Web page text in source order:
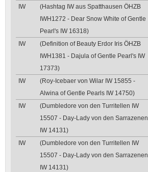
IW
(Hashtag IW aus Spatthausen ÖHZB
IWH1272 - Dear Snow White of Gentle
Pearl's IW 16318)
IW
(Definition of Beauty Erdor Iris ÖHZB
IWH1381 - Dajula of Gentle Pearl's IW
17373)
IW
(Roy-Icebaer von Wilar IW 15855 -
Alwina of Gentle Pearls IW 14750)
IW
(Dumbledore von den Turritellen IW
15507 - Day-Lady von den Sarrazenen
IW 14131)
IW
(Dumbledore von den Turritellen IW
15507 - Day-Lady von den Sarrazenen
IW 14131)